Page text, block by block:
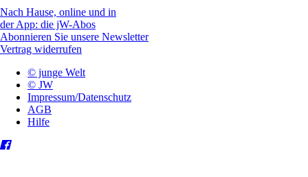
Nach Hause, online und in
der App: die jW-Abos
Abonnieren Sie unsere Newsletter
Vertrag widerrufen
© junge Welt
© JW
Impressum/Datenschutz
AGB
Hilfe